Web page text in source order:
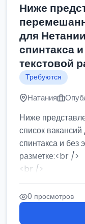
Ниже
для
спинтакса
текстовой
Требуются
Натания
Ниже
список
спинтакса и без
разметке:<br />
<br />
Работа в
требу...
0 просмотров